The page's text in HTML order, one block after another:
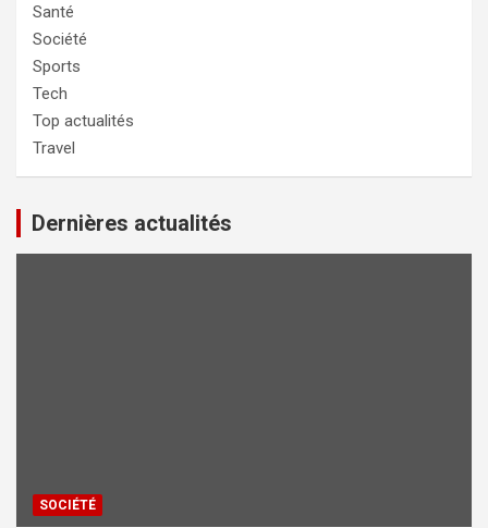
Santé
Société
Sports
Tech
Top actualités
Travel
Dernières actualités
SOCIÉTÉ